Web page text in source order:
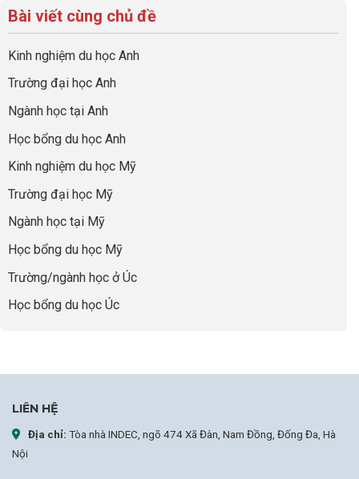
sự
nghiệp
hiệu
quả
của
cha
thông
hồ
sơ
du
học
“Dày
hoạt
động
nhưng
thiếu
năng
lực”
Việc
Biến
Đoạn
Visa
“Bước
Vàng”
Cất
Cánh
luận
ở
Hiểu
đúng
nghề
và
ngành:
quyết
không
giờ
chọn
sự
Bài viết cùng chủ đề
Kinh nghiệm du học Anh
Trường đại học Anh
Ngành học tại Anh
Học bổng du học Anh
Kinh nghiệm du học Mỹ
Trường đại học Mỹ
Ngành học tại Mỹ
Học bổng du học Mỹ
Trường/ngành học ở Úc
Học bổng du học Úc
LIÊN HỆ
Địa chỉ: Tòa nhà INDEC, ngõ 474 Xã Đàn, Nam Đồng, Đống Đa, Hà
Nội